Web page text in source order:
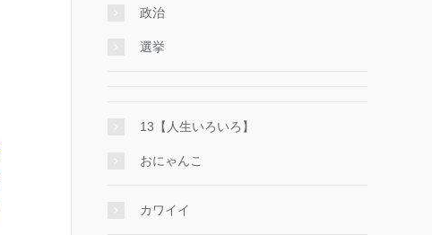
政治
選挙
13【人生いろいろ】
おにゃんこ
カワイイ